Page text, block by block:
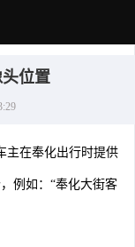
位置
主在奉化出行时提供
例如：“奉化大街客